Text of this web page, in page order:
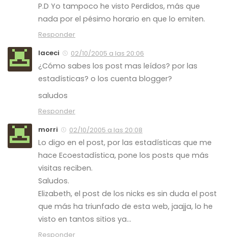
P.D Yo tampoco he visto Perdidos, más que
nada por el pésimo horario en que lo emiten.
Responder
laceci
02/10/2005 a las 20:06
¿Cómo sabes los post mas leídos? por las
estadísticas? o los cuenta blogger?
saludos
Responder
morri
02/10/2005 a las 20:08
Lo digo en el post, por las estadísticas que me
hace Ecoestadística, pone los posts que más
visitas reciben.
Saludos.
Elizabeth, el post de los nicks es sin duda el post
que más ha triunfado de esta web, jaajja, lo he
visto en tantos sitios ya…
Responder